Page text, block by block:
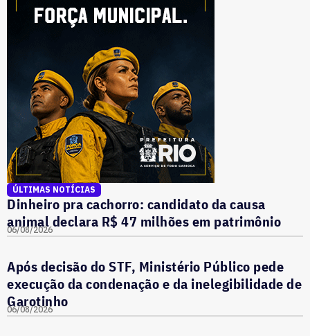
ÚLTIMAS NOTÍCIAS
Dinheiro pra cachorro: candidato da causa
animal declara R$ 47 milhões em patrimônio
06/08/2026
Após decisão do STF, Ministério Público pede
execução da condenação e da inelegibilidade de
Garotinho
06/08/2026